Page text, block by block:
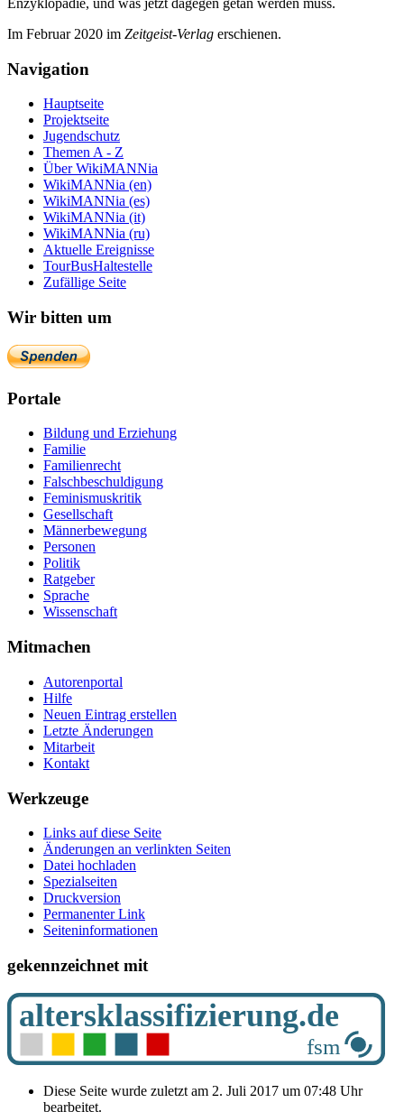
Enzyklo­pädie, und was jetzt da­gegen getan werden muss.
Im Februar 2020 im Zeit­geist-Verlag erschienen.
Navigation
Hauptseite
Projektseite
Jugendschutz
Themen A - Z
Über WikiMANNia
WikiMANNia (en)
WikiMANNia (es)
WikiMANNia (it)
WikiMANNia (ru)
Aktuelle Ereignisse
TourBusHaltestelle
Zufällige Seite
Wir bitten um
Portale
Bildung und Erziehung
Familie
Familienrecht
Falschbeschuldigung
Feminismuskritik
Gesellschaft
Männerbewegung
Personen
Politik
Ratgeber
Sprache
Wissenschaft
Mitmachen
Autorenportal
Hilfe
Neuen Eintrag erstellen
Letzte Änderungen
Mitarbeit
Kontakt
Werkzeuge
Links auf diese Seite
Änderungen an verlinkten Seiten
Datei hochladen
Spezialseiten
Druckversion
Permanenter Link
Seiten­­informationen
gekennzeichnet mit
Diese Seite wurde zuletzt am 2. Juli 2017 um 07:48 Uhr
bearbeitet.